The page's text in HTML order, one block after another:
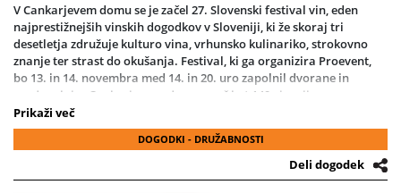
VCankarjevem domuse je začel 27. Slovenski festival vin, eden
najprestižnejših vinskih dogodkov v Sloveniji, ki že skoraj tri
desetletja združuje kulturo vina, vrhunsko kulinariko, strokovno
znanje ter strast do okušanja. Festival, ki ga organizira Proevent,
bo 13. in 14. novembra med 14. in 20. uro zapolnil dvorane in
predavalnice Cankarjevega doma z več kot 140 vinarji
ekskluzivnimi delavnicami, mojstrskimi degustacijami in
spremljevalnim programom. Dogodek je delNovember Gourmeja,
častni pokrovitelj pa jeminister za gospodarstvo, turizem in šport
Prikaži več
DOGODKI - DRUŽABNOSTI
Deli dogodek